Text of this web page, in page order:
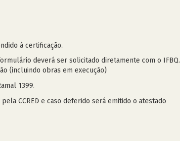
à certificação.
deverá ser solicitado diretamente com o IFBQ.
(incluindo obras em execução)
1399.
CCRED e caso deferido será emitido o atestado